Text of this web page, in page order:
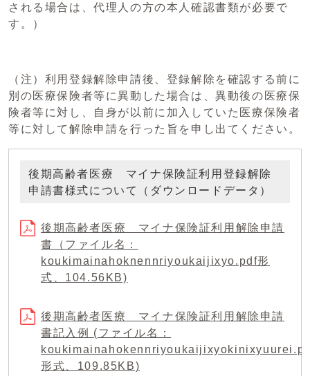
される場合は、代理人の方の本人確認書類が必要で
す。）
（注）利用登録解除申請後、登録解除を確認する前に
別の医療保険者等に異動した場合は、異動後の医療保
険者等に対し、自身が以前に加入していた医療保険者
等に対して解除申請を行った旨を申し出てください。
後期高齢者医療 マイナ保険証利用登録解除
申請書様式について（ダウンロードデータ）
後期高齢者医療 マイナ保険証利用解除申請
書（ファイル名：
koukimainahoknennriyoukaijixyo.pdf形
式、104.56KB)
後期高齢者医療 マイナ保険証利用解除申請
書記入例 (ファイル名：
形式、109.85KB)